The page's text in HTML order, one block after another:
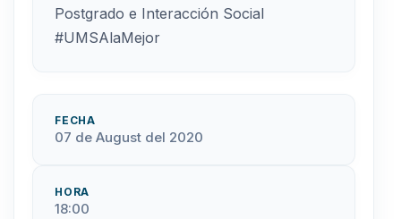
Postgrado e Interacción Social
#UMSAlaMejor
FECHA
07 de August del 2020
HORA
18:00